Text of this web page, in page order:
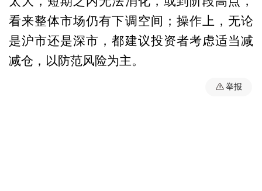
看来整体市场仍有下调空间；操作上，无论
是沪市还是深市，都建议投资者考虑适当减
减仓，以防范风险为主。
举报